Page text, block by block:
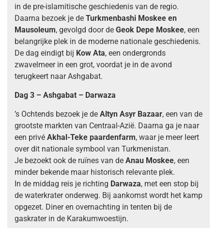
in de pre-islamitische geschiedenis van de regio.
Daarna bezoek je de Turkmenbashi Moskee en
Mausoleum, gevolgd door de Geok Depe Moskee, een
belangrijke plek in de moderne nationale geschiedenis.
De dag eindigt bij Kow Ata, een ondergronds
zwavelmeer in een grot, voordat je in de avond
terugkeert naar Ashgabat.
Dag 3 – Ashgabat – Darwaza
’s Ochtends bezoek je de Altyn Asyr Bazaar, een van de
grootste markten van Centraal-Azië. Daarna ga je naar
een privé Akhal-Teke paardenfarm, waar je meer leert
over dit nationale symbool van Turkmenistan.
Je bezoekt ook de ruïnes van de Anau Moskee, een
minder bekende maar historisch relevante plek.
In de middag reis je richting Darwaza, met een stop bij
de waterkrater onderweg. Bij aankomst wordt het kamp
opgezet. Diner en overnachting in tenten bij de
gaskrater in de Karakumwoestijn.